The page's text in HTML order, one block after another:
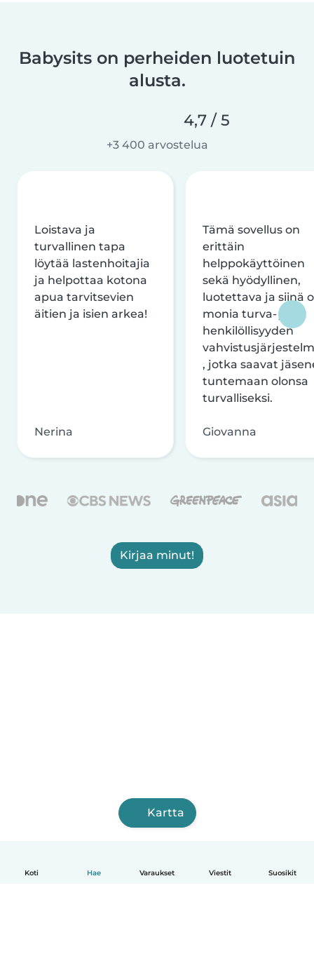
Koti Hae Varaukset Viestit Suosikit
Babysits on perheiden luotetuin
alusta.
4,7 / 5
+3 400 arvostelua
Loistava ja
turvallinen tapa
löytää lastenhoitajia
ja helpottaa kotona
apua tarvitsevien
äitien ja isien arkea!
Nerina
Tämä sovellus on
erittäin
helppokäyttöinen
sekä hyödyllinen,
luotettava ja siinä
monia turva- ja
henkilöllisyyden
, jotka saavat
tuntemaan olonsa
turvalliseksi.
Giovanna
Kirjaa minut!
Kartta